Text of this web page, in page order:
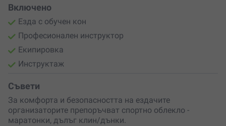
Включено
Езда с обучен кон
Професионален инструктор
Екипировка
Инструктаж
Съвети
За комфорта и безопасността на ездачите
организаторите препоръчват спортно облекло -
маратонки, дълъг клин/дънки.